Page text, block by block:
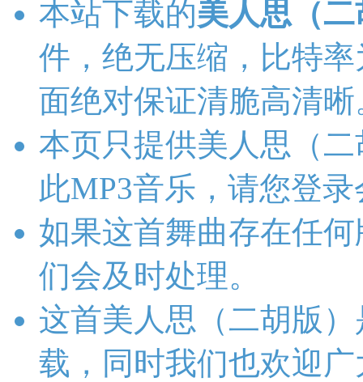
本站下载的美人思（
件，绝无压缩，比特率
面绝对保证清脆高清晰
本页只提供美人思（
此MP3音乐，请您登
如果这首舞曲存在任
们会及时处理。
这首美人思（二胡版
载，同时我们也欢迎